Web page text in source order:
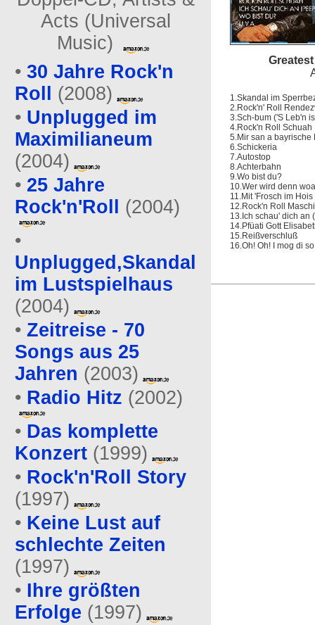
Acts (Universal
Music)
• 30 Jahre Rock'n
Roll
(2008)
• Unplugged im
Maximilianeum
(2004)
• 25 Jahre
Rock'n'Roll
(2004)
•
Unplugged,Skandal
im Lustspielhaus
(2004)
• Zeitreise - 70
Songs aus 25
Jahren (2003)
• Radio Hitz (2002)
• Das komplette
Konzert (1999)
• Rock'n'Roll Story
(1997)
• Keine Lust auf
schlechte Zeiten
(1997)
• Ihre größten
Erfolge (1997)
1.Skandal im
2.Rock'n' Roll
3.Sch-bum ('S Leb'n
4.Rock'n Roll Schuah
5.Mir san a bayrische
6.Schickeria
7.Autostop
8.Achterbahn
9.Wo bist du?
10.Wer wird denn
11.Mit 'Frosch im
12.Rock'n Roll
13.Ich schau' dich an
14.Pfüati Gott
15.Reißverschluß
16.Oh! Oh! I mog di so